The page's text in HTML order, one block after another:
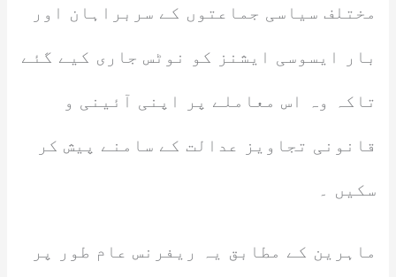
مختلف سیاسی جماعتوں کے سربراہان اور
بار ایسوسی ایشنز کو نوٹس جاری کیے گئے
تاکہ وہ اس معاملے پر اپنی آئینی و
قانونی تجاویز عدالت کے سامنے پیش کر
سکیں ۔
ماہرین کے مطابق یہ ریفرنس عام طور پر